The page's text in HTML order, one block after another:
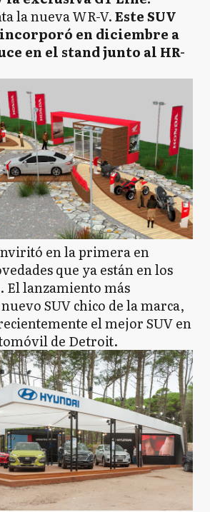
la nueva WR-V.Este SUV
en diciembre a
en el stand junto al HR-
en la primera en
que ya están en los
El lanzamiento más
SUV chico de la marca,
el mejor SUV en
de Detroit.